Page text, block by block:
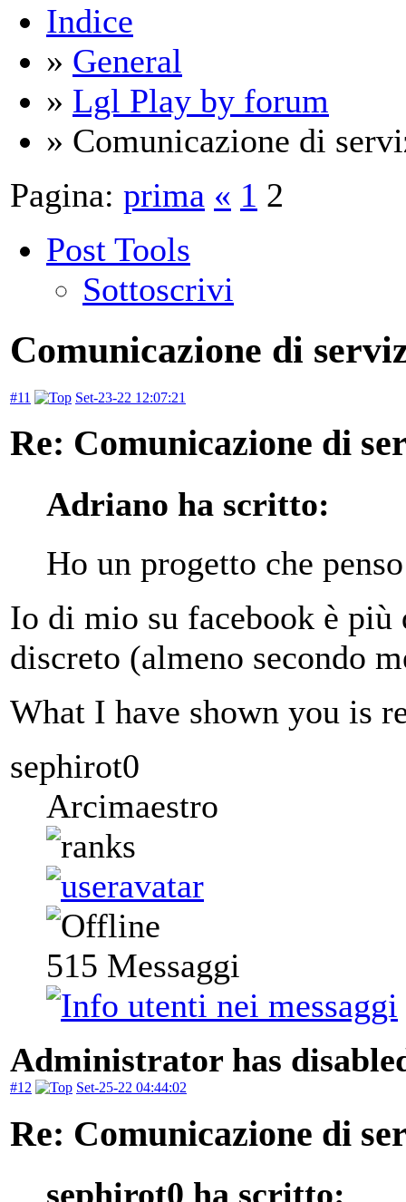
Indice
» General
» Lgl Play by forum
» Comunicazione di
Pagina: prima « 1 2
Post Tools
Sottoscrivi
Comunicazione di
#11 Set-23-22 12:07:21
Re: Comunicazione di
Adriano ha scritto:
Ho un progetto che
Io di mio su facebook è
discreto (almeno secondo
What I have shown you is
sephirot0
Arcimaestro
515 Messaggi
Administrator has
#12 Set-25-22 04:44:02
Re: Comunicazione di
sephirot0 ha scritto: